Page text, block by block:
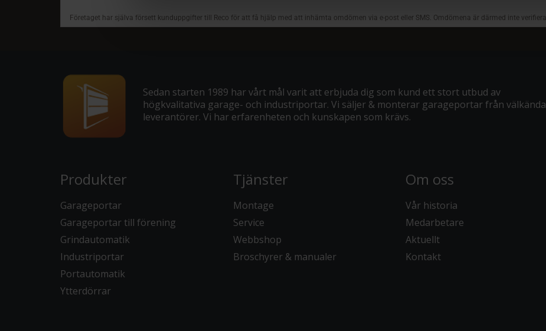
Sedan starten 1989 har vårt mål varit att erbjuda dig som kund ett stort utbud av
högkvalitativa garage- och industriportar. Vi säljer & monterar garageportar från välkända
leverantörer. Vi har erfarenheten och kunskapen som krävs.
Produkter
Garageportar
Garageportar till förening
Grindautomatik
Industriportar
Portautomatik
Ytterdörrar
Tjänster
Montage
Service
Webbshop
Broschyrer & manualer
Om oss
Vår historia
Medarbetare
Aktuellt
Kontakt